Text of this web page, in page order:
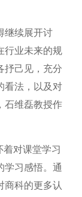
继续展开讨
行业未来的规
抒己见，充分
看法，以及对
石维磊教授作
着对课堂学习
学习感悟。通
商科的更多认